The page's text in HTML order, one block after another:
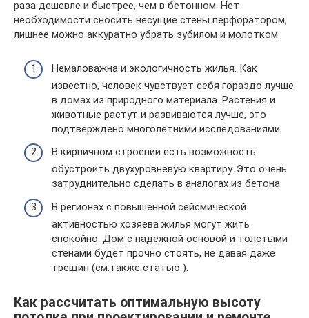
раза дешевле и быстрее, чем в бетонном. Нет
необходимости сносить несущие стены перфоратором,
лишнее можно аккуратно убрать зубилом и молотком
Немаловажна и экологичность жилья. Как
известно, человек чувствует себя гораздо лучше
в домах из природного материала. Растения и
животные растут и развиваются лучше, это
подтверждено многолетними исследованиями.
В кирпичном строении есть возможность
обустроить двухуровневую квартиру. Это очень
затруднительно сделать в аналогах из бетона.
В регионах с повышенной сейсмической
активностью хозяева жилья могут жить
спокойно. Дом с надежной основой и толстыми
стенами будет прочно стоять, не давая даже
трещин (см.также статью ).
Как рассчитать оптимальную высоту